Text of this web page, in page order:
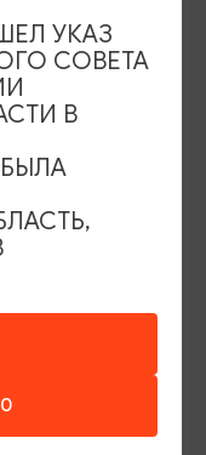
эстрады
УКАЗ
СОВЕТА
В